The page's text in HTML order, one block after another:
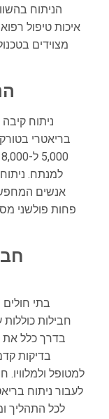
הניתוח
איכות טיפול
מצוידים
ניתוח
בריאטרי
למנתח.
אנשים
פחות פולשני
בתי חולים
חבילות כוללות
בדרך כלל את
בדיקות
למטופל ולמלוויו.
לעבור ניתוח
לכל התהליך